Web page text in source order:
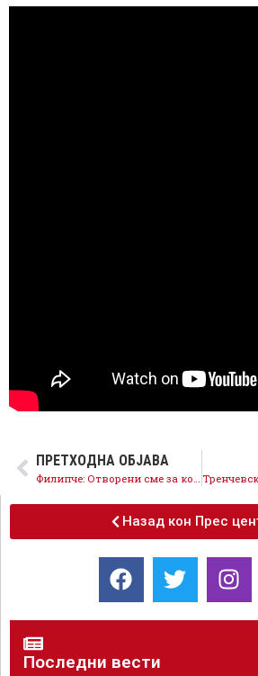
ПРЕТХОДНА ОБЈАВА
Назад кон Прес
Последни вести